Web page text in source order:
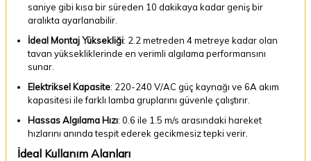
saniye gibi kısa bir süreden 10 dakikaya kadar geniş bir
aralıkta ayarlanabilir.
İdeal Montaj Yüksekliği: 2.2 metreden 4 metreye kadar olan
tavan yüksekliklerinde en verimli algılama performansını
sunar.
Elektriksel Kapasite: 220-240 V/AC güç kaynağı ve 6A akım
kapasitesi ile farklı lamba gruplarını güvenle çalıştırır.
Hassas Algılama Hızı: 0.6 ile 1.5 m/s arasındaki hareket
hızlarını anında tespit ederek gecikmesiz tepki verir.
İdeal Kullanım Alanları